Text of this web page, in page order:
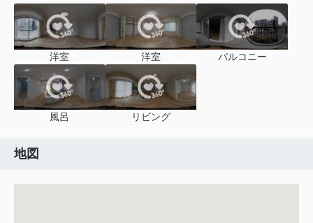
洋室 洋室 バルコニー
風呂 リビング
地図